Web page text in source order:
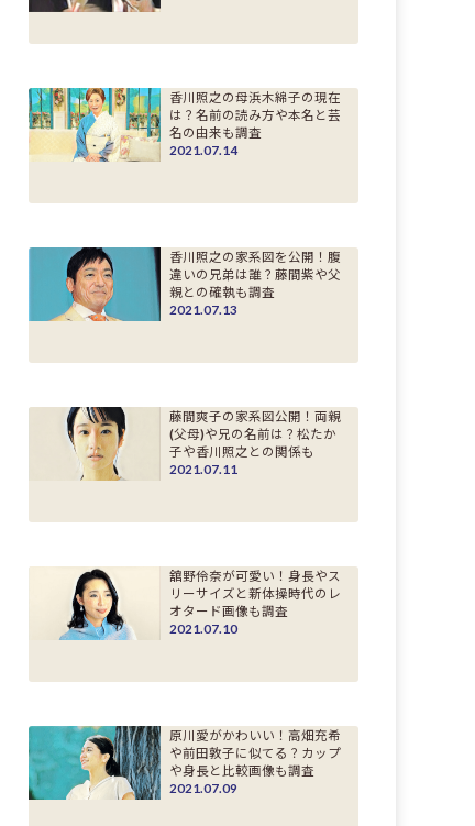
香川照之の母浜木綿子の現在
は？名前の読み方や本名と芸
名の由来も調査
2021.07.14
香川照之の家系図を公開！腹
違いの兄弟は誰？藤間紫や父
親との確執も調査
2021.07.13
藤間爽子の家系図公開！両親
(父母)や兄の名前は？松たか
子や香川照之との関係も
2021.07.11
舘野伶奈が可愛い！身長やス
リーサイズと新体操時代のレ
オタード画像も調査
2021.07.10
原川愛がかわいい！高畑充希
や前田敦子に似てる？カップ
や身長と比較画像も調査
2021.07.09